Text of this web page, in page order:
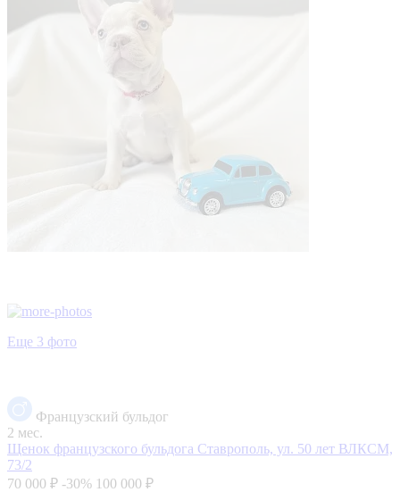
Еще 3 фото
Французский бульдог
2 мес.
Щенок французского бульдога Ставрополь, ул. 50 лет ВЛКСМ,
73/2
70 000 ₽ -30% 100 000 ₽